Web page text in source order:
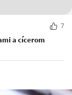
7
a cícerom